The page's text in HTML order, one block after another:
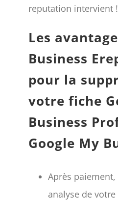
reputation intervient !
Les
Business
pour la
votre fiche
Business
Google My
Après
analyse de